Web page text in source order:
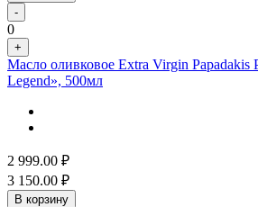
-
0
+
Масло оливковое Extra Virgin Papadakis
Legend», 500мл
2 999.00 ₽
3 150.00 ₽
В корзину